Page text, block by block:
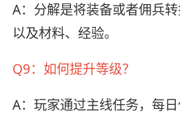
A：分解是将装备或者佣兵
以及材料、经验。
Q9：如何提升等级？
A：玩家通过主线任务，每